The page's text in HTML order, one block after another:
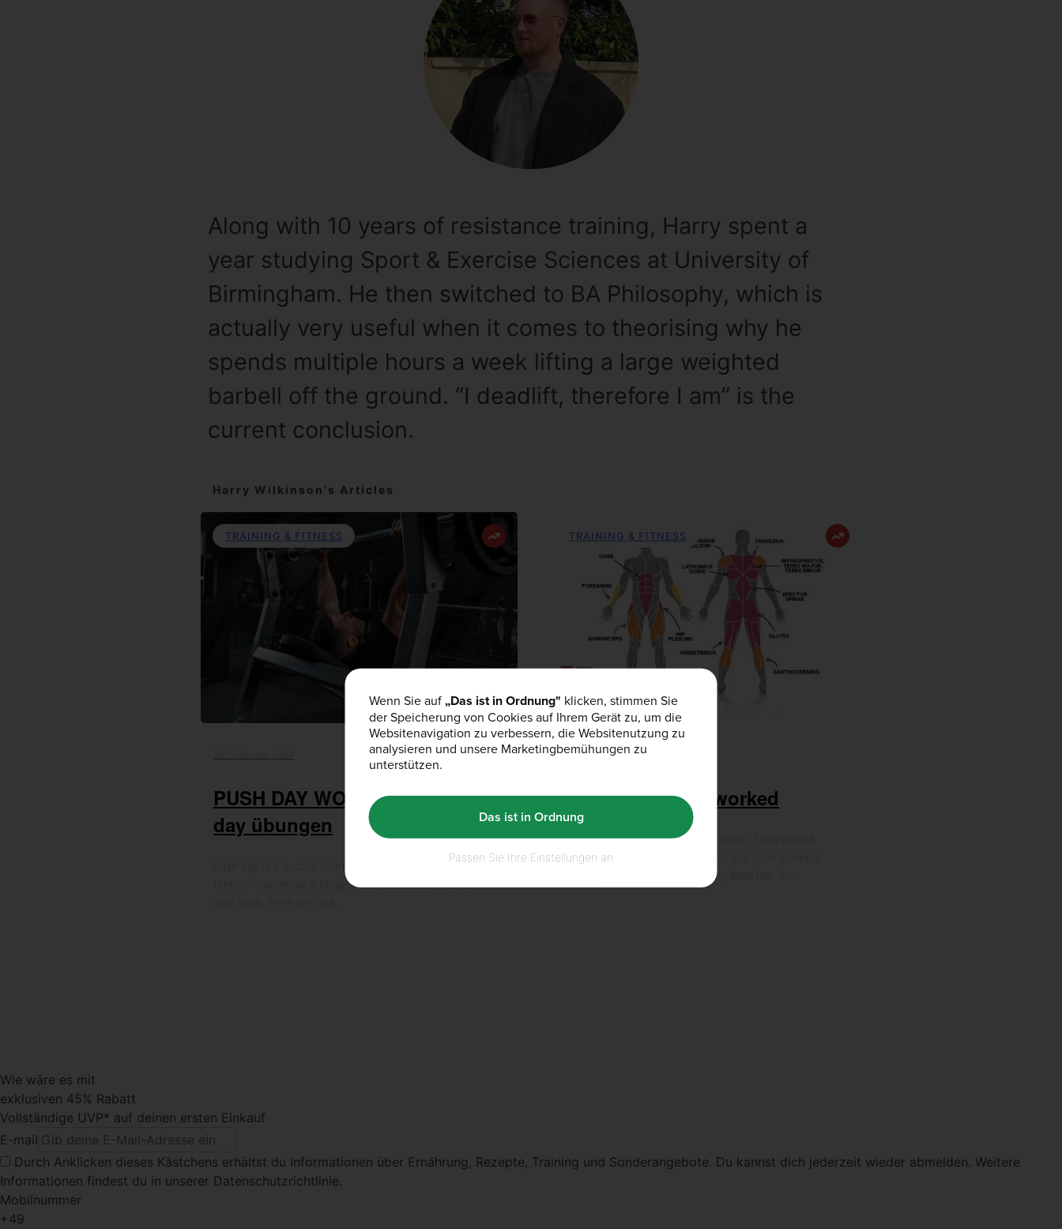
Along with 10 years of resistance training, Harry spent a
year studying Sport & Exercise Sciences at University of
Birmingham. He then switched to BA Philosophy, which is
actually very useful when it comes to theorising why he
spends multiple hours a week lifting a large weighted
barbell off the ground. “I deadlift, therefore I am” is the
current conclusion.
Harry Wilkinson's Articles
TRAINING & FITNESS
PUSH DAY WORKOUT & push
day übungen
Push day is a crucial component of any well-rounded
fitness regimen as it targets the muscles at the front of
TRAINING & FITNESS
26th Februar 2024
Deadlift muscles worked
Deadlifts are often hailed as the king of compound
movements. And for good reason. For such a simple
movement, the deadlift has many benefits. It…
Wie wäre es mit
exklusiven 45% Rabatt
Vollständige UVP* auf deinen ersten Einkauf
E-mail
Durch Anklicken dieses Kästchens erhältst du Informationen über Ernährung, Rezepte, Training und Sonderangebote. Du kannst dich jederzeit wieder abmelden. Weitere
Informationen findest du in unserer Datenschutzrichtlinie.
Mobilnummer
+49
Wenn Sie auf„Das ist in Ordnung" klicken, stimmen Sie
der Speicherung von Cookies auf Ihrem Gerät zu, um die
Websitenavigation zu verbessern, die Websitenutzung zu
analysieren und unsere Marketingbemühungen zu
unterstützen.
Passen Sie Ihre Einstellungen an
Das ist in Ordnung